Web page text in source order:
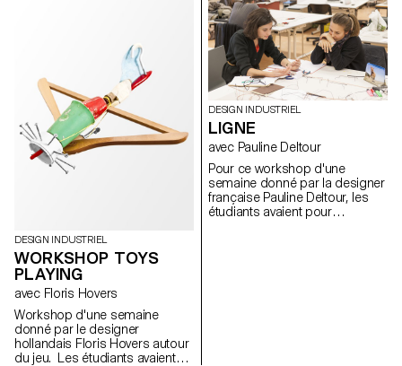
et analogue.
DESIGN INDUSTRIEL
WORKSHOP TOYS
PLAYING
avec Floris Hovers
Workshop d'une semaine
donné par le designer
hollandais Floris Hovers autour
du jeu. Les étudiants avaient
DESIGN INDUSTRIEL
LIGNE
avec Pauline Deltour
Pour ce workshop d'une
semaine donné par la designer
française Pauline Deltour, les
étudiants avaient pour